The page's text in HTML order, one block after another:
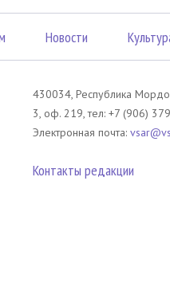
Новости
430034, Республика
3, оф. 219, тел: +7 (906)
Электронная почта:
Контакты редакции